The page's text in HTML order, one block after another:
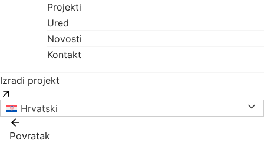
Projekti
Ured
Novosti
Kontakt
Izradi projekt
Hrvatski
Povratak